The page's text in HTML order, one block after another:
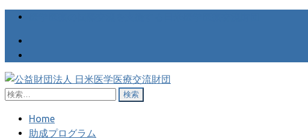
公益財団法人 日米医学医療交流財団
医学医療の国際交流を支援する日米医学医療交流財団
検
Home
助成プログラム